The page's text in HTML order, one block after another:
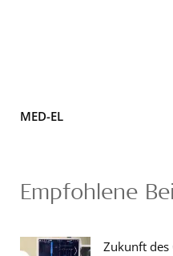
MED-EL
Empfohlene
Zukunft des